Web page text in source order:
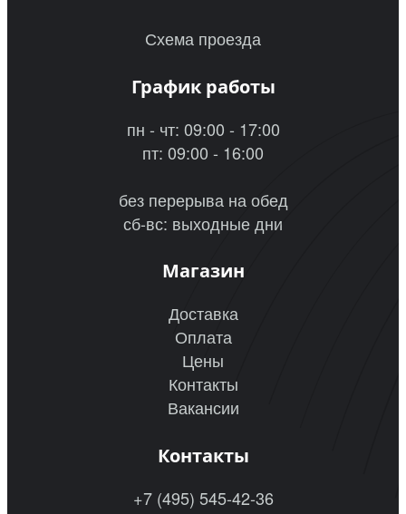
Схема проезда
График работы
пн - чт: 09:00 - 17:00
пт: 09:00 - 16:00
без перерыва на обед
сб-вс: выходные дни
Магазин
Доставка
Оплата
Цены
Контакты
Вакансии
Контакты
+7 (495) 545-42-36